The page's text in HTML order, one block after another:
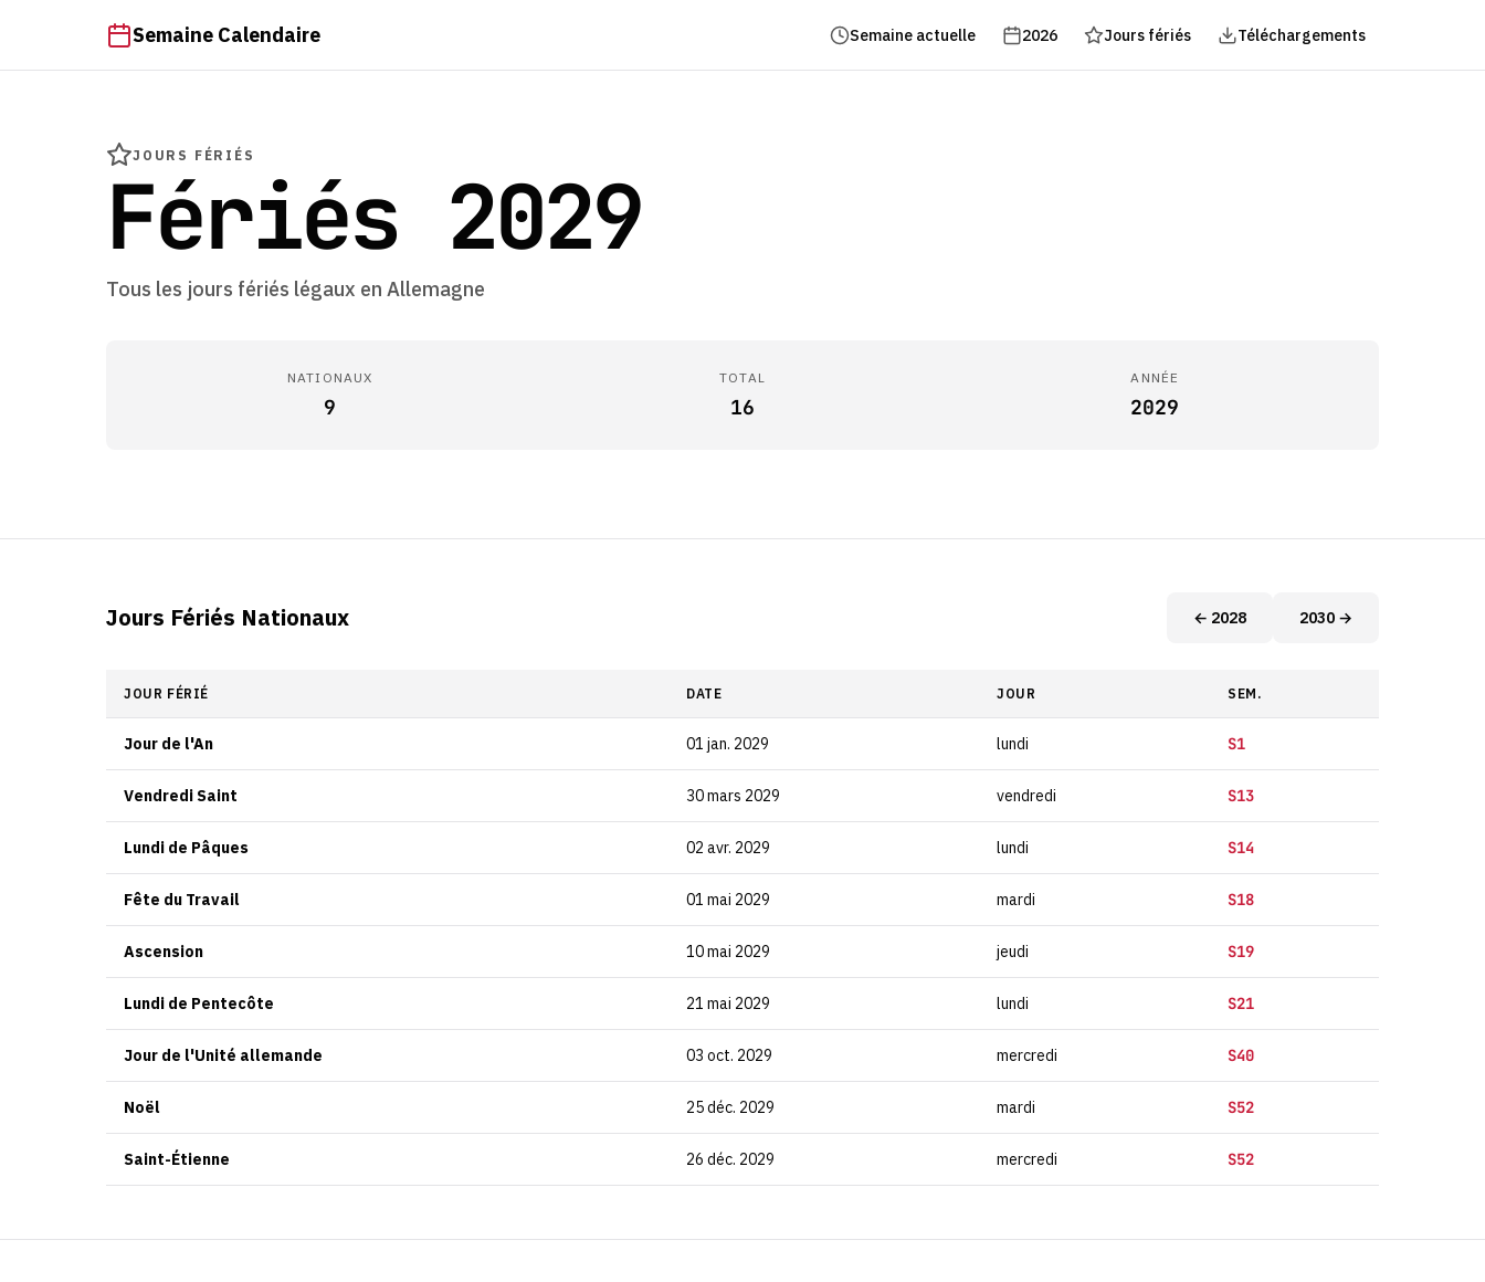
Semaine Calendaire Semaine actuelle 2026 Jours fériés Téléchargements
JOURS FÉRIÉS
Fériés 2029
Tous les jours fériés légaux en Allemagne
NATIONAUX
9
TOTAL
16
ANNÉE
2029
Jours Fériés Nationaux ← 2028 2030 →
JOUR FÉRIÉ DATE JOUR SEM.
Jour de l'An 01 jan. 2029 lundi S1
Vendredi Saint 30 mars 2029 vendredi S13
Lundi de Pâques 02 avr. 2029 lundi S14
Fête du Travail 01 mai 2029 mardi S18
Ascension 10 mai 2029 jeudi S19
Lundi de Pentecôte 21 mai 2029 lundi S21
Jour de l'Unité allemande 03 oct. 2029 mercredi S40
Noël 25 déc. 2029 mardi S52
Saint-Étienne 26 déc. 2029 mercredi S52